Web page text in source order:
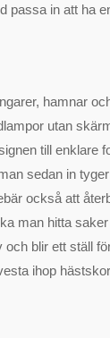
passa in att ha
hamnar
utan
till enklare
sedan in
också att
man hitta
blir ett ställ
ihop